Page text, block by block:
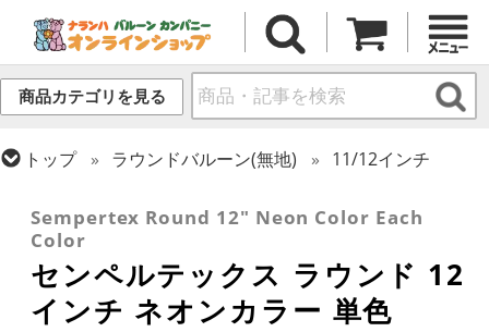
商品カテゴリを見る
トップ ラウンドバルーン(無地)
11/12インチ
Sempertex Round 12" Neon Color Each
Color
センペルテックス ラウンド 12
インチ ネオンカラー 単色